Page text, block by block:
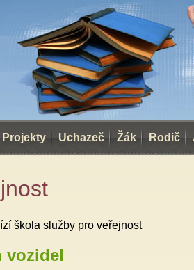
Projekty Uchazeč Žák Rodič
škola služby pro veřejnost
vozidel